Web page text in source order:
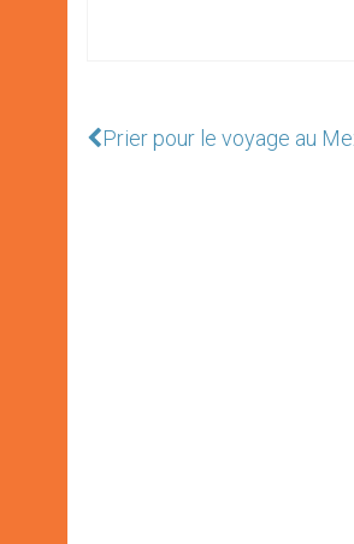
Prier pour le voyage au